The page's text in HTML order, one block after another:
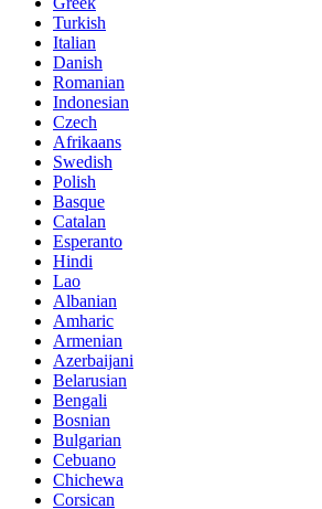
Turkish
Italian
Danish
Romanian
Indonesian
Czech
Afrikaans
Swedish
Polish
Basque
Catalan
Esperanto
Hindi
Lao
Albanian
Amharic
Armenian
Azerbaijani
Belarusian
Bengali
Bosnian
Bulgarian
Cebuano
Chichewa
Corsican